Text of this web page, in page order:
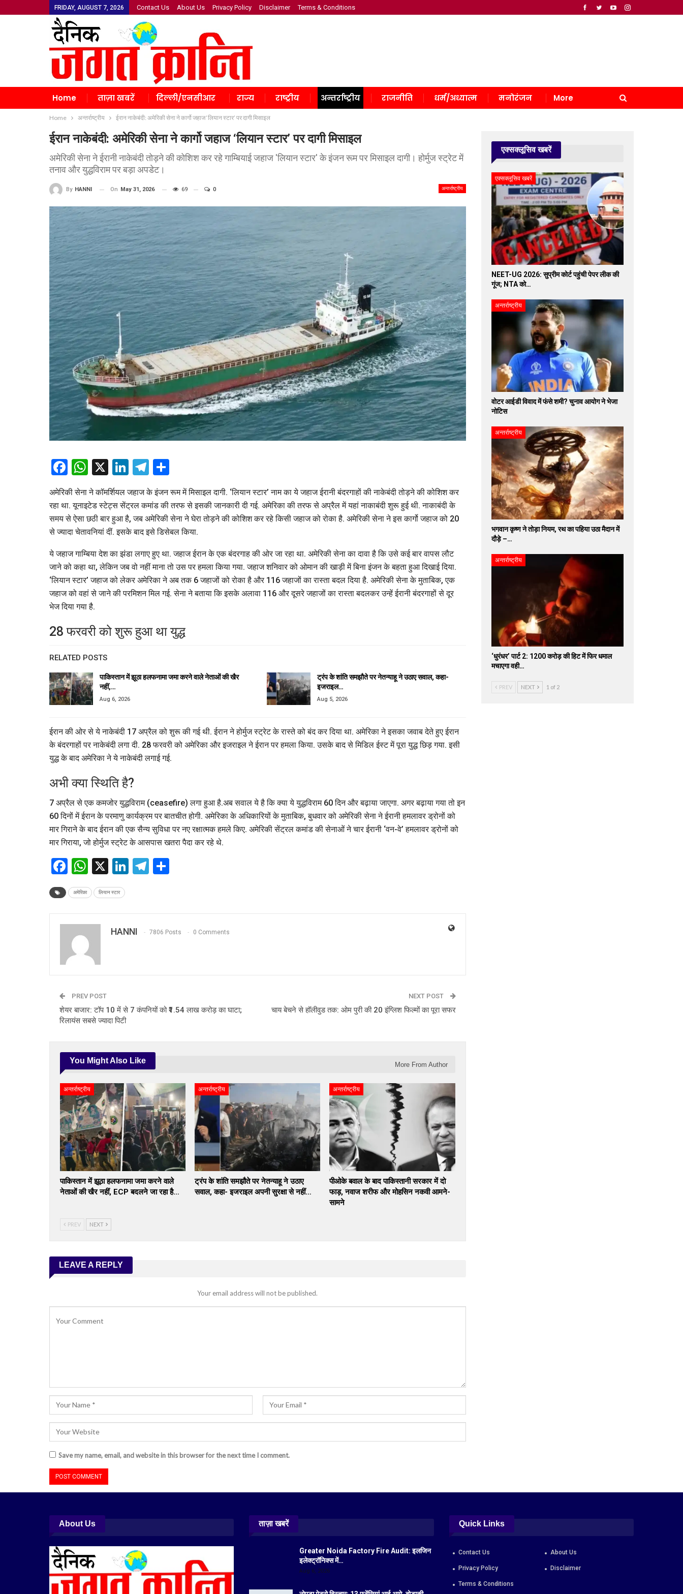
FRIDAY, AUGUST 7, 2026 Contact Us About Us Privacy Policy Disclaimer Terms & Conditions
Home ताज़ा खबरें दिल्ली/एनसीआर राज्य राष्ट्रीय अन्तर्राष्ट्रीय राजनीति धर्म/अध्यात्म मनोरंजन More
Home अन्तर्राष्ट्रीय ईरान नाकेबंदी: अमेरिकी सेना ने कार्गो जहाज ‘लियान स्टार’ पर दागी मिसाइल
ईरान नाकेबंदी: अमेरिकी सेना ने कार्गो जहाज ‘लियान स्टार’ पर दागी मिसाइल
अमेरिकी सेना ने ईरानी नाकेबंदी तोड़ने की कोशिश कर रहे गाम्बियाई जहाज 'लियान स्टार' के इंजन रूम पर मिसाइल दागी। होर्मुज स्ट्रेट में
तनाव और युद्धविराम पर बड़ा अपडेट।
अन्तर्राष्ट्रीय
By HANNI On May 31, 2026 69 0
Facebook
WhatsApp
X LinkedIn
Telegram
अमेरिकी सेना ने कॉमर्शियल जहाज के इंजन रूम में मिसाइल दागी. ‘लियान स्टार’ नाम का ये जहाज ईरानी बंदरगाहों की नाकेबंदी तोड़ने की कोशिश कर
रहा था. यूनाइटेड स्टेट्स सेंट्रल कमांड की तरफ से इसकी जानकारी दी गई. अमेरिका की तरफ से अप्रैल में यहां नाकाबंदी शुरू हुई थी. नाकाबंदी के
समय से ऐसा छठी बार हुआ है, जब अमेरिकी सेना ने घेरा तोड़ने की कोशिश कर रहे किसी जहाज को रोका है. अमेरिकी सेना ने इस कार्गो जहाज को 20
से ज्यादा चेतावनियां दीं. इसके बाद इसे डिसेबल किया.
ये जहाज गाम्बिया देश का झंडा लगाए हुए था. जहाज ईरान के एक बंदरगाह की ओर जा रहा था. अमेरिकी सेना का दावा है कि उसे कई बार वापस लौट
जाने को कहा था, लेकिन जब वो नहीं माना तो उस पर हमला किया गया. जहाज शनिवार को ओमान की खाड़ी में बिना इंजन के बहता हुआ दिखाई दिया.
‘लियान स्टार’ जहाज को लेकर अमेरिका ने अब तक 6 जहाजों को रोका है और 116 जहाजों का रास्ता बदल दिया है. अमेरिकी सेना के मुताबिक, एक
जहाज को वहां से जाने की परमिशन मिल गई. सेना ने बताया कि इसके अलावा 116 और दूसरे जहाजों का रास्ता बदलकर उन्हें ईरानी बंदरगाहों से दूर
भेज दिया गया है.
28 फरवरी को शुरू हुआ था युद्ध
RELATED POSTS
पाकिस्तान में झूठा हलफनामा जमा करने वाले नेताओं की खैर
नहीं,…
Aug 6, 2026
ट्रंप के शांति समझौते पर नेतन्याहू ने उठाए सवाल, कहा-
इजराइल…
Aug 5, 2026
ईरान की ओर से ये नाकेबंदी 17 अप्रैल को शुरू की गई थी. ईरान ने होर्मुज स्ट्रेट के रास्ते को बंद कर दिया था. अमेरिका ने इसका जवाब देते हुए ईरान
के बंदरगाहों पर नाकेबंदी लगा दी. 28 फरवरी को अमेरिका और इजराइल ने ईरान पर हमला किया. उसके बाद से मिडिल ईस्ट में पूरा युद्ध छिड़ गया. इसी
युद्ध के बाद अमेरिका ने ये नाकेबंदी लगाई गई.
अभी क्या स्थिति है?
7 अप्रैल से एक कमजोर युद्धविराम (ceasefire) लगा हुआ है.अब सवाल ये है कि क्या ये युद्धविराम 60 दिन और बढ़ाया जाएगा. अगर बढ़ाया गया तो इन
60 दिनों में ईरान के परमाणु कार्यक्रम पर बातचीत होगी. अमेरिका के अधिकारियों के मुताबिक, बुधवार को अमेरिकी सेना ने ईरानी हमलावर ड्रोनों को
मार गिराने के बाद ईरान की एक सैन्य सुविधा पर नए रक्षात्मक हमले किए. अमेरिकी सेंट्रल कमांड की सेनाओं ने चार ईरानी ‘वन-वे’ हमलावर ड्रोनों को
मार गिराया, जो होर्मुज स्ट्रेट के आसपास खतरा पैदा कर रहे थे.
Facebook
WhatsApp
X LinkedIn
Telegram
अमेरिका लियान स्टार
HANNI 7806 Posts 0 Comments
PREV POST
शेयर बाजार: टॉप 10 में से 7 कंपनियों को ₹1.54 लाख करोड़ का घाटा;
रिलायंस सबसे ज्यादा पिटी
NEXT POST
चाय बेचने से हॉलीवुड तक: ओम पुरी की 20 इंग्लिश फिल्मों का पूरा सफर
You Might Also Like More From Author
अन्तर्राष्ट्रीय
पाकिस्तान में झूठा हलफनामा जमा करने वाले
नेताओं की खैर नहीं, ECP बदलने जा रहा है…
अन्तर्राष्ट्रीय
ट्रंप के शांति समझौते पर नेतन्याहू ने उठाए
सवाल, कहा- इजराइल अपनी सुरक्षा से नहीं…
अन्तर्राष्ट्रीय
पीओके बवाल के बाद पाकिस्तानी सरकार में दो
फाड़, नवाज शरीफ और मोहसिन नकवी आमने-
सामने
PREV NEXT
LEAVE A REPLY
Your email address will not be published.
Save my name, email, and website in this browser for the next time I comment.
एक्सक्लूसिव खबरें
एक्सक्लूसिव खबरें
NEET-UG 2026: सुप्रीम कोर्ट पहुंची पेपर लीक की
गूंज; NTA को…
अन्तर्राष्ट्रीय
वोटर आईडी विवाद में फंसे शमी? चुनाव आयोग ने भेजा
नोटिस
अन्तर्राष्ट्रीय
भगवान कृष्ण ने तोड़ा नियम, रथ का पहिया उठा मैदान में
दौड़े –…
अन्तर्राष्ट्रीय
‘धुरंधर’ पार्ट 2: 1200 करोड़ की हिट में फिर धमाल
मचाएगा वही…
PREV NEXT 1 of 2
About Us ताज़ा खबरें
Greater Noida Factory Fire Audit: इलजिन
इलेक्ट्रॉनिक्स में…
Aug 6, 2026
Quick Links
Contact Us About Us
Privacy Policy Disclaimer
Terms & Conditions